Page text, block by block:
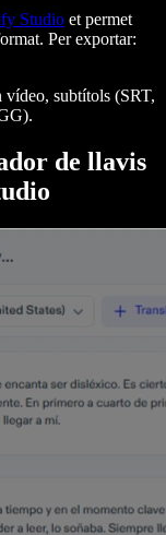
Studio et permet
Per exportar:
vídeo, subtítols (SRT,
de llavis